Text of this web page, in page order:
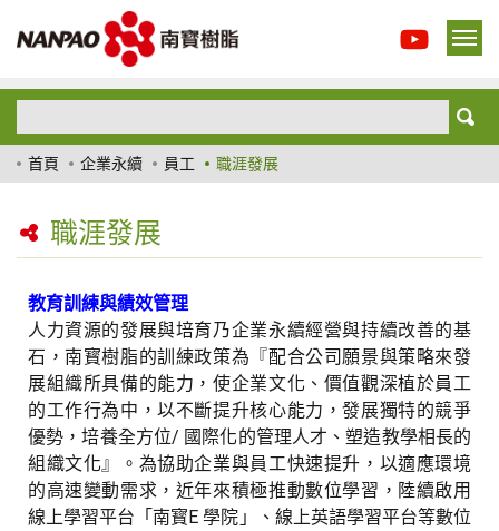
首頁 企業永續 員工 職涯發展
職涯發展
教育訓練與績效管理
人力資源的發展與培育乃企業永續經營與持續改善的基
石，南寳樹脂的訓練政策為『配合公司願景與策略來發
展組織所具備的能力，使企業文化、價值觀深植於員工
的工作行為中，以不斷提升核心能力，發展獨特的競爭
優勢，培養全方位/ 國際化的管理人才、塑造教學相長的
組織文化』。為協助企業與員工快速提升，以適應環境
的高速變動需求，近年來積極推動數位學習，陸續啟用
線上學習平台「南寳E 學院」、線上英語學習平台等數位